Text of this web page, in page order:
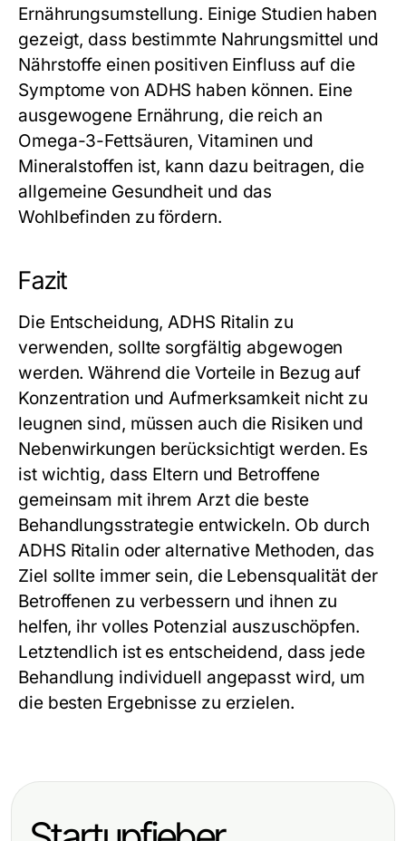
Ernährungsumstellung. Einige Studien haben
gezeigt, dass bestimmte Nahrungsmittel und
Nährstoffe einen positiven Einfluss auf die
Symptome von ADHS haben können. Eine
ausgewogene Ernährung, die reich an
Omega-3-Fettsäuren, Vitaminen und
Mineralstoffen ist, kann dazu beitragen, die
allgemeine Gesundheit und das
Wohlbefinden zu fördern.
Fazit
Die Entscheidung, ADHS Ritalin zu
verwenden, sollte sorgfältig abgewogen
werden. Während die Vorteile in Bezug auf
Konzentration und Aufmerksamkeit nicht zu
leugnen sind, müssen auch die Risiken und
Nebenwirkungen berücksichtigt werden. Es
ist wichtig, dass Eltern und Betroffene
gemeinsam mit ihrem Arzt die beste
Behandlungsstrategie entwickeln. Ob durch
ADHS Ritalin oder alternative Methoden, das
Ziel sollte immer sein, die Lebensqualität der
Betroffenen zu verbessern und ihnen zu
helfen, ihr volles Potenzial auszuschöpfen.
Letztendlich ist es entscheidend, dass jede
Behandlung individuell angepasst wird, um
die besten Ergebnisse zu erzielen.